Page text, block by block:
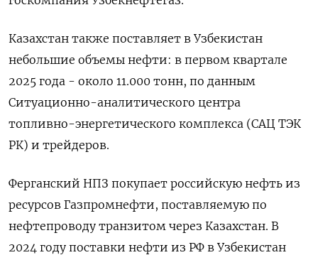
Казахстан также поставляет в Узбекистан
небольшие объемы нефти: в первом квартале
2025 года - около 11.000 тонн, по данным
Ситуационно-аналитического центра
топливно-энергетического комплекса (САЦ ТЭК
РК) и трейдеров.
Ферганский НПЗ покупает российскую нефть из
ресурсов Газпромнефти, поставляемую по
нефтепроводу транзитом через Казахстан. В
2024 году поставки нефти из РФ в Узбекистан